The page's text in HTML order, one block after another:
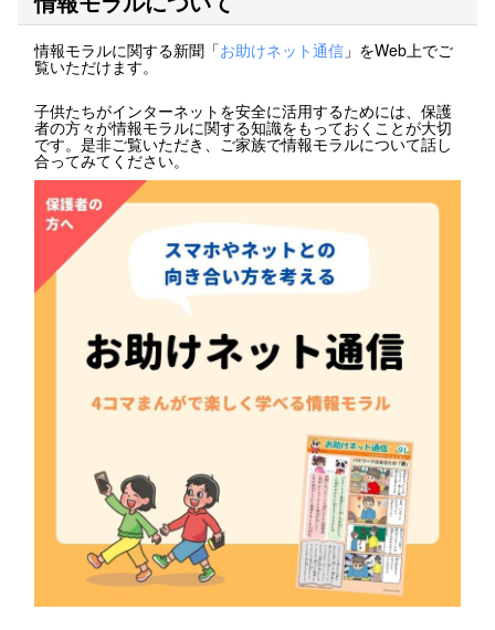
情報モラルに関する新聞「お助けネット通信 」をWeb上でご
覧いただけます。
子供たちがインターネットを安全に活用するためには、保護
者の方々が情報モラルに関する知識をもっておくことが大切
です。是非ご覧いただき、ご家族で情報モラルについて話し
合ってみてください。